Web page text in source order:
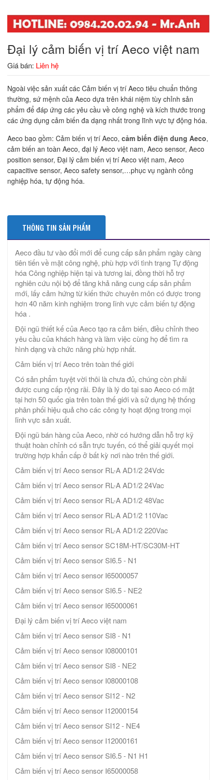
Đại lý cảm biến vị trí Aeco việt nam
Giá bán: Liên hệ
Ngoài việc sản xuất các Cảm biến vị trí Aeco tiêu chuẩn thông
thường, sứ mệnh của Aeco dựa trên khái niệm tùy chỉnh sản
phẩm để đáp ứng các yêu cầu về công nghệ và kích thước trong
các ứng dụng cảm biến đa dạng nhất trong lĩnh vực tự động hóa.
Aeco bao gồm: Cảm biến vị trí Aeco, cảm biến điện dung Aeco,
cảm biến an toàn Aeco, đại lý Aeco việt nam, Aeco sensor, Aeco
position sensor, Đại lý cảm biến vị trí Aeco việt nam, Aeco
capacitive sensor, Aeco safety sensor,…phục vụ ngành công
nghiệp hóa, tự động hóa.
THÔNG TIN SẢN PHẨM
Aeco đầu tư vào đổi mới để cung cấp sản phẩm ngày càng
tiên tiến về mặt công nghệ, phù hợp với tình trạng Tự động
hóa Công nghiệp hiện tại và tương lai, đồng thời hỗ trợ
nghiên cứu nội bộ để tăng khả năng cung cấp sản phẩm
mới, lấy cảm hứng từ kiến ​​thức chuyên môn có được trong
hơn 40 năm kinh nghiệm trong lĩnh vực cảm biến tự động
hóa .
Đội ngũ thiết kế của Aeco tạo ra cảm biến, điều chỉnh theo
yêu cầu của khách hàng và làm việc cùng họ để tìm ra
hình dạng và chức năng phù hợp nhất.
Cảm biến vị trí Aeco trên toàn thế giới
Có sản phẩm tuyệt vời thôi là chưa đủ, chúng còn phải
được cung cấp rộng rãi. Đây là lý do tại sao Aeco có mặt
tại hơn 50 quốc gia trên toàn thế giới và sử dụng hệ thống
phân phối hiệu quả cho các công ty hoạt động trong mọi
lĩnh vực sản xuất.
Đội ngũ bán hàng của Aeco, nhờ có hướng dẫn hỗ trợ kỹ
thuật hoàn chỉnh có sẵn trực tuyến, có thể giải quyết mọi
trường hợp khẩn cấp ở bất kỳ nơi nào trên thế giới.
Cảm biến vị trí Aeco sensor RL-A AD1/2 24Vdc
Cảm biến vị trí Aeco sensor RL-A AD1/2 24Vac
Cảm biến vị trí Aeco sensor RL-A AD1/2 48Vac
Cảm biến vị trí Aeco sensor RL-A AD1/2 110Vac
Cảm biến vị trí Aeco sensor RL-A AD1/2 220Vac
Cảm biến vị trí Aeco sensor SC18M-HT/SC30M-HT
Cảm biến vị trí Aeco sensor SI6.5 - N1
Cảm biến vị trí Aeco sensor I65000057
Cảm biến vị trí Aeco sensor SI6.5 - NE2
Cảm biến vị trí Aeco sensor I65000061
Đại lý cảm biến vị trí Aeco việt nam
Cảm biến vị trí Aeco sensor SI8 - N1
Cảm biến vị trí Aeco sensor I08000101
Cảm biến vị trí Aeco sensor SI8 - NE2
Cảm biến vị trí Aeco sensor I08000108
Cảm biến vị trí Aeco sensor SI12 - N2
Cảm biến vị trí Aeco sensor I12000154
Cảm biến vị trí Aeco sensor SI12 - NE4
Cảm biến vị trí Aeco sensor I12000161
Cảm biến vị trí Aeco sensor SI6.5 - N1 H1
Cảm biến vị trí Aeco sensor I65000058